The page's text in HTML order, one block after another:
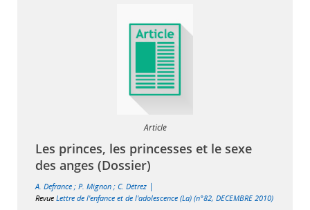
Article
Les princes, les princesses et le sexe
des anges (Dossier)
A. Defrance ; P. Mignon ; C. Détrez |
Revue Lettre de l'enfance et de l'adolescence (La) (n°82, DECEMBRE 2010)